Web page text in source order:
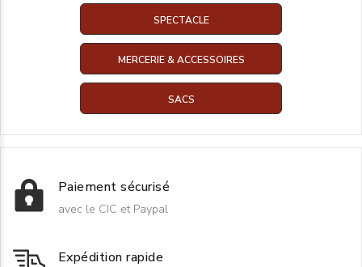
SPECTACLE
MERCERIE & ACCESSOIRES
SACS
Paiement sécurisé
avec le CIC et Paypal
Expédition rapide